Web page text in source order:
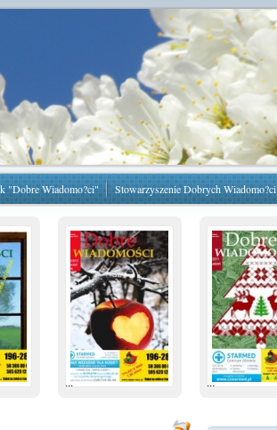
"Dobre Wiadomo?ci" Stowarzyszenie Dobrych Wiadomo?ci
... ...